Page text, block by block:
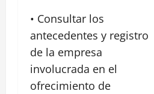
• Consultar los
antecedentes y registro
de la empresa
involucrada en el
ofrecimiento de